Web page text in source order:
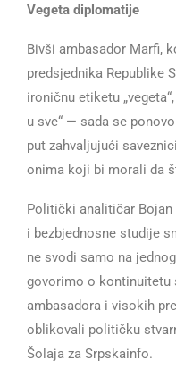
Vegeta diplomatije
Bivši ambasador Marfi,
predsjednika Republike
ironičnu etiketu
u sve“ — sada se
put zahvaljujući
onima koji bi morali da
Politički analitičar Bojan
i bezbjednosne studije
ne svodi samo na
govorimo o kontinuitetu
ambasadora i visokih
oblikovali političku
Šolaja za Srpskainfo.